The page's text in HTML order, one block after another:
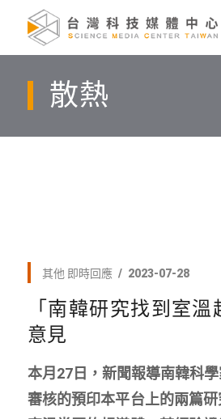
散熱
其他 即時回應 2023-07-28
「南韓研究找到室
意見
本月27日，新聞報導南韓科
審核的預印本平台上的兩篇